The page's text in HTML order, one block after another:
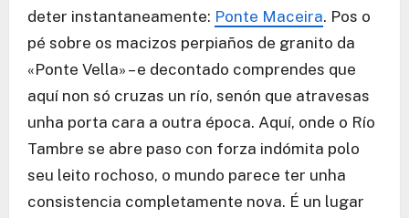
deter instantaneamente: Ponte Maceira. Pos o
pé sobre os macizos perpiaños de granito da
«Ponte Vella» – e decontado comprendes que
aquí non só cruzas un río, senón que atravesas
unha porta cara a outra época. Aquí, onde o Río
Tambre se abre paso con forza indómita polo
seu leito rochoso, o mundo parece ter unha
consistencia completamente nova. É un lugar